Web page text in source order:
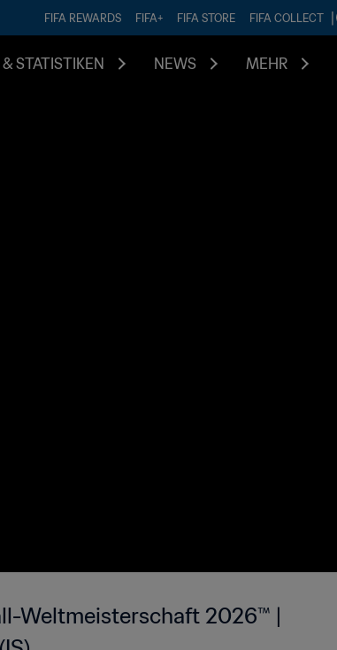
FIFA REWARDS FIFA+ FIFA STORE FIFA COLLECT
STATISTIKEN NEWS MEHR
Weltmeisterschaft 2026™ |